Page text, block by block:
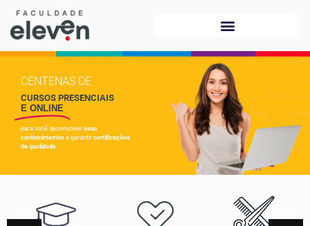
CENTENAS DE
CURSOS PRESENCIAIS
E ONLINE
para você desenvolver seus
conhecimentos e garantir certificações
de qualidade.